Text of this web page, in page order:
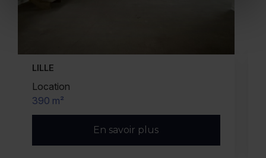
En savoir plus